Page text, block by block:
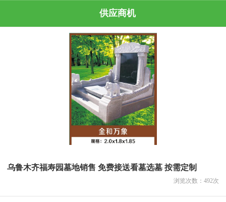
供应商机
乌鲁木齐福寿园墓地销售 免费接送看墓选墓 按需定制
浏览次数： 492次